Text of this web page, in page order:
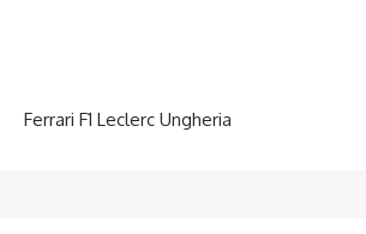
Ferrari F1 Leclerc Ungheria